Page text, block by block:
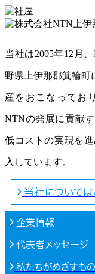
当社は2005年12月
野県上伊那郡箕輪町
産をおこなってお
NTNの発展に貢献
低コストの実現を
入しています。
当社については
企業情報
代表者メッセージ
私たちがめざすもの